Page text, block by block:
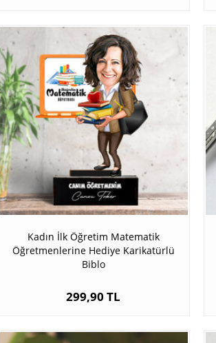
Kadın İlk Öğretim Matematik
Öğretmenlerine Hediye Karikatürlü
Biblo
299,90 TL